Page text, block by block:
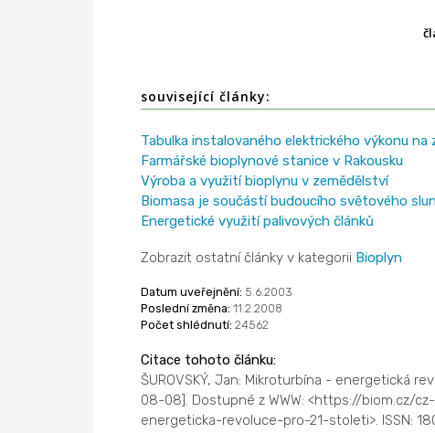
související články:
Tabulka instalovaného elektrického výkonu
Farmářské bioplynové stanice v Rakousku
Výroba a využití bioplynu v zemědělství
Biomasa je součástí budoucího světového
Energetické využití palivových článků
Zobrazit ostatní články v kategorii Bioplyn
Datum uveřejnění: 5.6.2003
Poslední změna: 11.2.2008
Počet shlédnutí: 24562
Citace tohoto článku:
ŠUROVSKÝ, Jan: Mikroturbína - energetická
08-08]. Dostupné z WWW: <https://biom.cz/
energeticka-revoluce-pro-21-stoleti>. ISSN: